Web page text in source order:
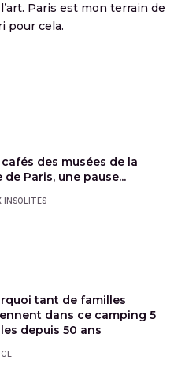
Paris est mon terrain de
pour cela.
cafés des musées de la
de Paris, une pause...
INSOLITES
tant de familles
dans ce camping 5
depuis 50 ans